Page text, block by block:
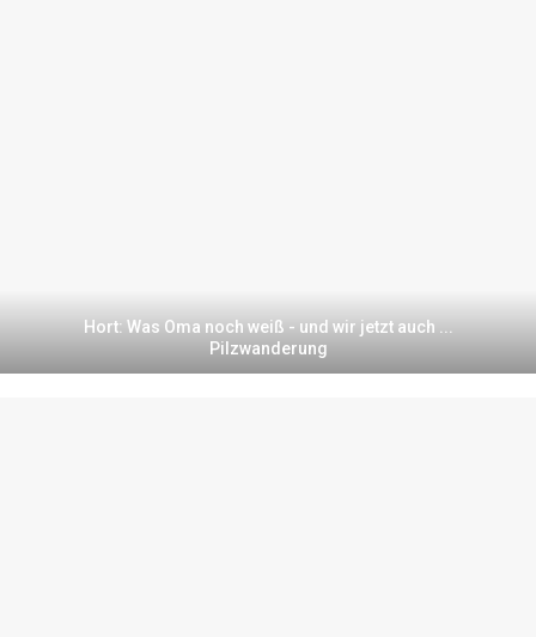
Hort: Was Oma noch weiß - und wir jetzt auch ...
Pilzwanderung